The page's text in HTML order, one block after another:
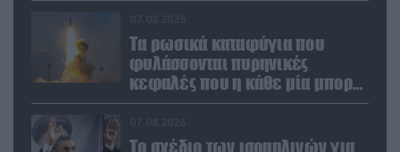
Τα ρωσικά καταφύγια που
φυλάσσονται πυρηνικές
κεφαλές που η κάθε μία μπορεί
να καταστρέψει «μία
Το σχέδιο των ισραηλινών για